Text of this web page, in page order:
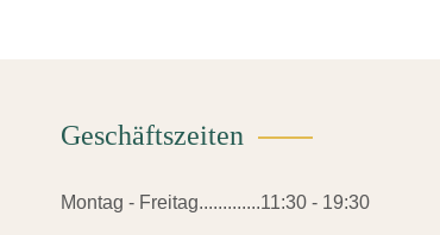
Geschäftszeiten
Montag - Freitag.............11:30 - 19:30